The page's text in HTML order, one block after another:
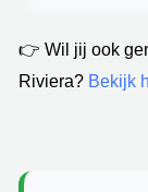
👉 Wil jij ook
Riviera? Bekijk